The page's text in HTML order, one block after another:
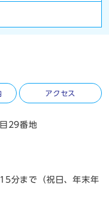
アクセス
29番地
分まで（祝日、年末年